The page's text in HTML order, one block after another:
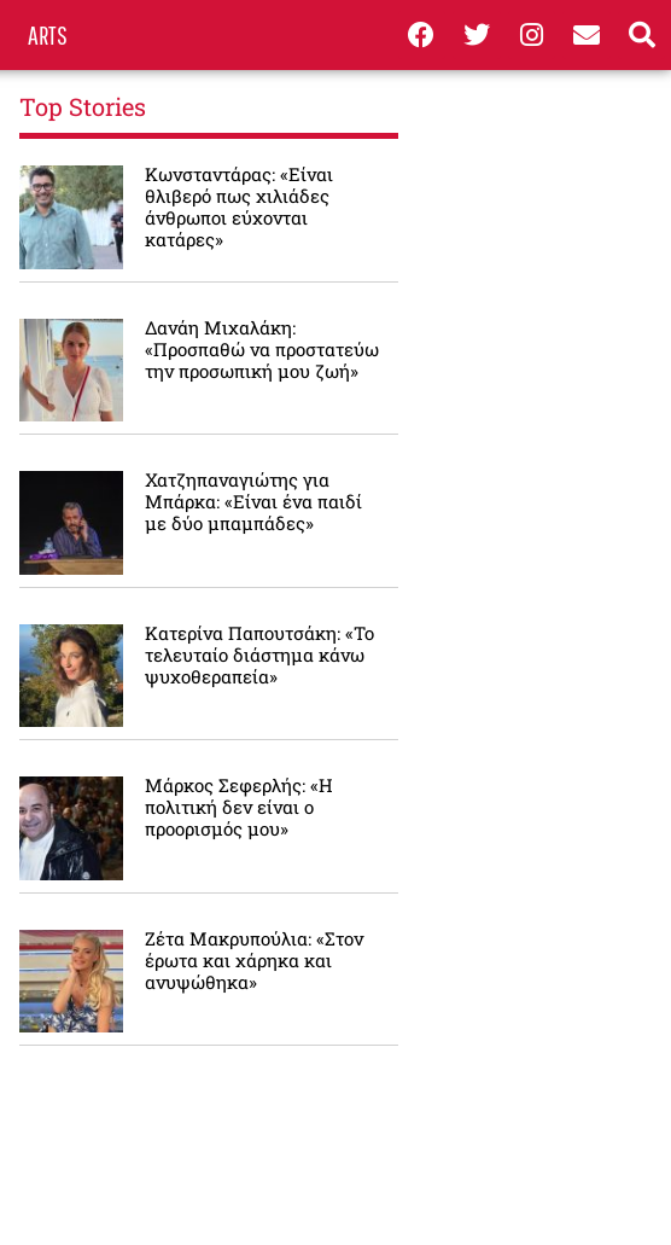
ARTS
Top Stories
Κωνσταντάρας: «Είναι
θλιβερό πως χιλιάδες
άνθρωποι εύχονται
κατάρες»
Δανάη Μιχαλάκη:
«Προσπαθώ να προστατεύω
την προσωπική μου ζωή»
Χατζηπαναγιώτης για
Μπάρκα: «Είναι ένα παιδί
με δύο μπαμπάδες»
Κατερίνα Παπουτσάκη: «Το
τελευταίο διάστημα κάνω
ψυχοθεραπεία»
Μάρκος Σεφερλής: «Η
πολιτική δεν είναι ο
προορισμός μου»
Ζέτα Μακρυπούλια: «Στον
έρωτα και χάρηκα και
ανυψώθηκα»